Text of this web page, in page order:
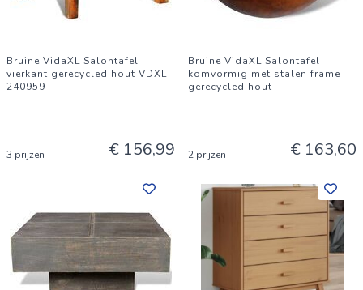
Bruine VidaXL Salontafel
vierkant gerecycled hout VDXL
240959
3 prijzen € 156,99
Bruine VidaXL Salontafel
komvormig met stalen frame
gerecycled hout
2 prijzen € 163,60